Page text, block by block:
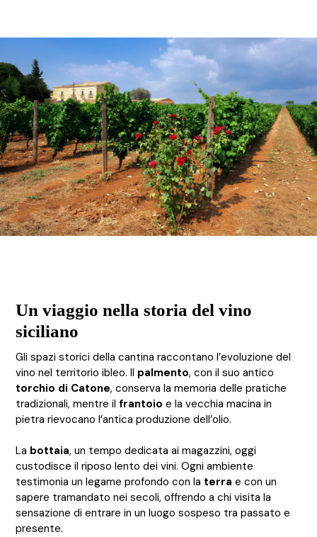
Un viaggio nella storia del vino
siciliano
Gli spazi storici della cantina raccontano l’evoluzione del
vino nel territorio ibleo. Il palmento, con il suo antico
torchio di Catone, conserva la memoria delle pratiche
tradizionali, mentre il frantoio e la vecchia macina in
pietra rievocano l’antica produzione dell’olio.
La bottaia, un tempo dedicata ai magazzini, oggi
custodisce il riposo lento dei vini. Ogni ambiente
testimonia un legame profondo con la terra e con un
sapere tramandato nei secoli, offrendo a chi visita la
sensazione di entrare in un luogo sospeso tra passato e
presente.